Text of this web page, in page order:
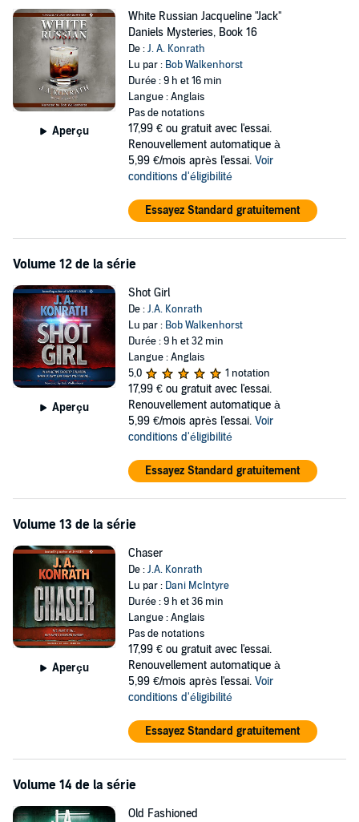
Aperçu
White Russian Jacqueline "Jack"
Daniels Mysteries, Book 16
De :J. A. Konrath
Lu par : Bob Walkenhorst
Durée : 9 h et 16 min
Langue : Anglais
Pas de notations
17,99 € ou gratuit avec l'essai.
Renouvellement automatique à
5,99 €/mois après l'essai. Voir
conditions d'éligibilité
Essayez Standard gratuitement
Volume 12 de la série
Aperçu
Shot Girl
De :J.A. Konrath
Lu par : Bob Walkenhorst
Durée : 9 h et 32 min
Langue : Anglais
5,0
1 notation
17,99 € ou gratuit avec l'essai.
Renouvellement automatique à
5,99 €/mois après l'essai. Voir
conditions d'éligibilité
Essayez Standard gratuitement
Volume 13 de la série
Aperçu
Chaser
De :J.A. Konrath
Lu par : Dani McIntyre
Durée : 9 h et 36 min
Langue : Anglais
Pas de notations
17,99 € ou gratuit avec l'essai.
Renouvellement automatique à
5,99 €/mois après l'essai. Voir
conditions d'éligibilité
Essayez Standard gratuitement
Volume 14 de la série
Old Fashioned